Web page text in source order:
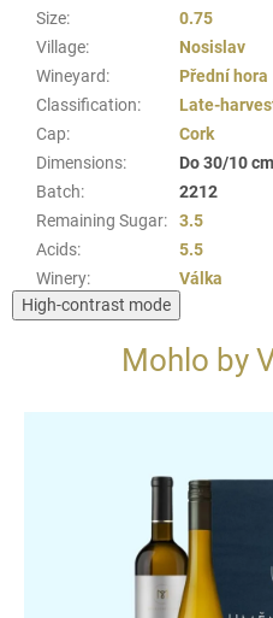
Size:
0.75
Village:
Nosislav
Wineyard:
Přední hora
Classification:
Late-
Cap:
Cork
Dimensions:
Do 30/10 cm
Batch:
2212
Remaining Sugar:
3.5
Acids:
5.5
Winery:
Válka
High-contrast mode
Mohlo by